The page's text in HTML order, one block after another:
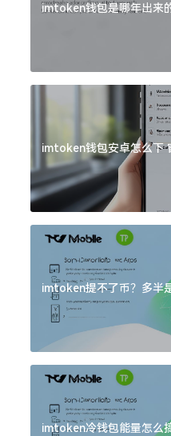
imtoken钱包是哪年出来
imtoken钱包安卓怎么下
imtoken提不了币？多半
imtoken冷钱包能量怎么